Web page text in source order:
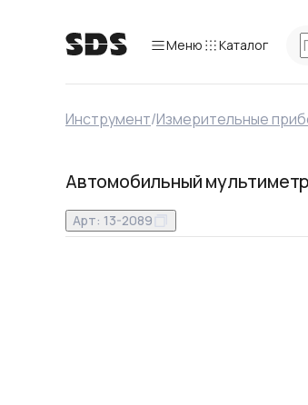
Меню Каталог
Инструмент/Измерительные
Автомобильный
Арт: 13-2089